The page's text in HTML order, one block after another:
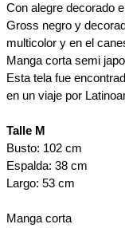
Con alegre decorado
Gross negro y
multicolor y en el
Manga corta semi
Esta tela fue
en un viaje por
Talle M
Busto: 102 cm
Espalda: 38 cm
Largo: 53 cm
Manga corta